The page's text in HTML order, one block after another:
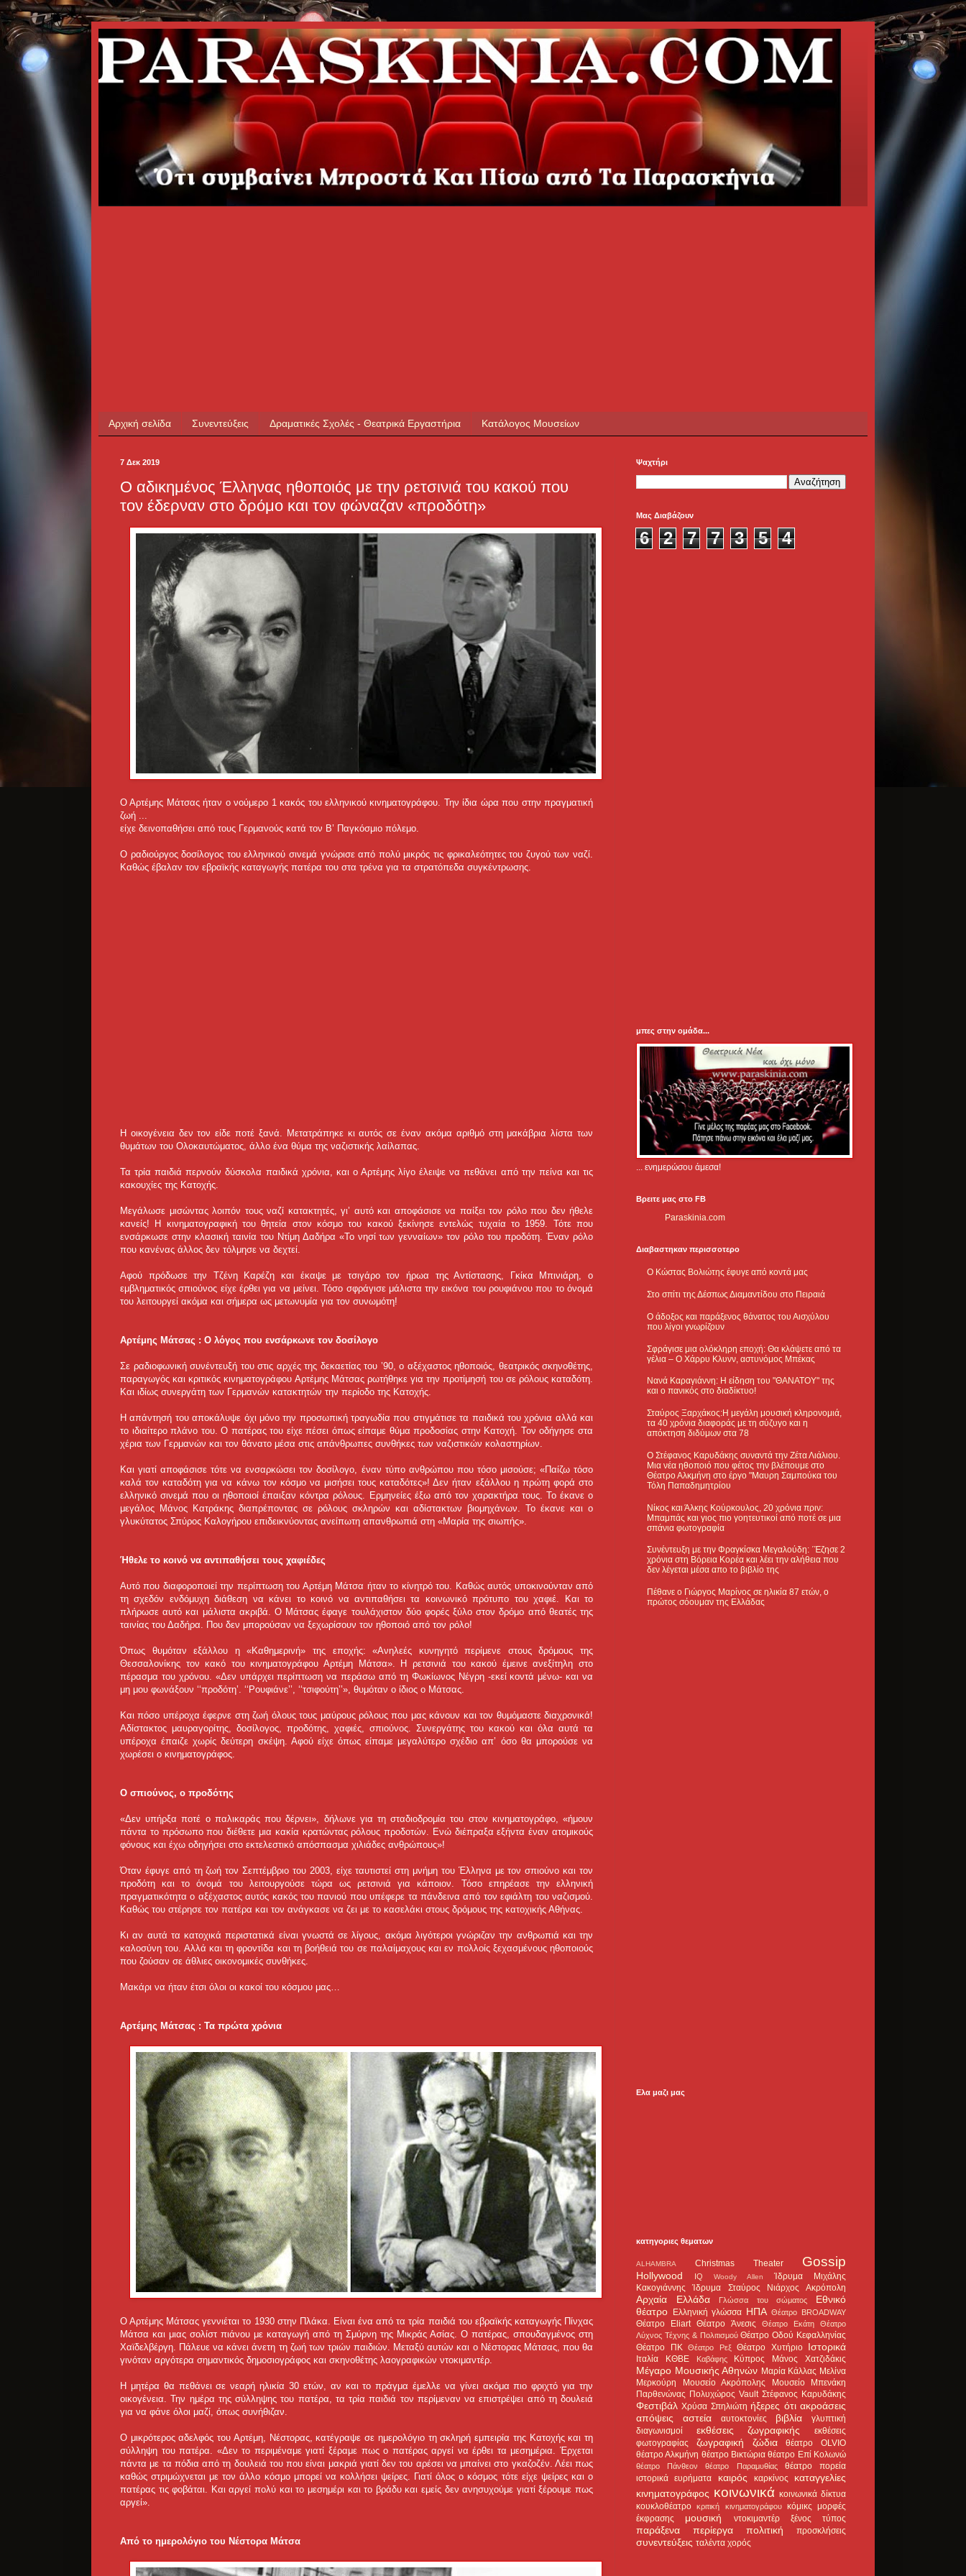
Αρχική σελίδα Συνεντεύξεις Δραματικές Σχολές - Θεατρικά Εργαστήρια Κατάλογος Μουσείων
7 Δεκ 2019
Ο αδικημένος Έλληνας ηθοποιός με την ρετσινιά του κακού που
τον έδερναν στο δρόμο και τον φώναζαν «προδότη»
Ο Αρτέμης Μάτσας ήταν ο νούμερο 1 κακός του ελληνικού κινηματογράφου. Την ίδια ώρα που στην πραγματική
ζωή ...
είχε δεινοπαθήσει από τους Γερμανούς κατά τον Β’ Παγκόσμιο πόλεμο.
Ο ραδιούργος δοσίλογος του ελληνικού σινεμά γνώρισε από πολύ μικρός τις φρικαλεότητες του ζυγού των ναζί.
Καθώς έβαλαν τον εβραϊκής καταγωγής πατέρα του στα τρένα για τα στρατόπεδα συγκέντρωσης.
Η οικογένεια δεν τον είδε ποτέ ξανά. Μετατράπηκε κι αυτός σε έναν ακόμα αριθμό στη μακάβρια λίστα των
θυμάτων του Ολοκαυτώματος, άλλο ένα θύμα της ναζιστικής λαίλαπας.
Τα τρία παιδιά περνούν δύσκολα παιδικά χρόνια, και ο Αρτέμης λίγο έλειψε να πεθάνει από την πείνα και τις
κακουχίες της Κατοχής.
Μεγάλωσε μισώντας λοιπόν τους ναζί κατακτητές, γι’ αυτό και αποφάσισε να παίξει τον ρόλο που δεν ήθελε
κανείς! Η κινηματογραφική του θητεία στον κόσμο του κακού ξεκίνησε εντελώς τυχαία το 1959. Τότε που
ενσάρκωσε στην κλασική ταινία του Ντίμη Δαδήρα «Το νησί των γενναίων» τον ρόλο του προδότη. Έναν ρόλο
που κανένας άλλος δεν τόλμησε να δεχτεί.
Αφού πρόδωσε την Τζένη Καρέζη και έκαψε με τσιγάρο τον ήρωα της Αντίστασης, Γκίκα Μπινιάρη, ο
εμβληματικός σπιούνος είχε έρθει για να μείνει. Τόσο σφράγισε μάλιστα την εικόνα του ρουφιάνου που το όνομά
του λειτουργεί ακόμα και σήμερα ως μετωνυμία για τον συνωμότη!
Αρτέμης Μάτσας : Ο λόγος που ενσάρκωνε τον δοσίλογο
Σε ραδιοφωνική συνέντευξή του στις αρχές της δεκαετίας του ’90, ο αξέχαστος ηθοποιός, θεατρικός σκηνοθέτης,
παραγωγός και κριτικός κινηματογράφου Αρτέμης Μάτσας ρωτήθηκε για την προτίμησή του σε ρόλους καταδότη.
Και ιδίως συνεργάτη των Γερμανών κατακτητών την περίοδο της Κατοχής.
Η απάντησή του αποκάλυψε όχι μόνο την προσωπική τραγωδία που στιγμάτισε τα παιδικά του χρόνια αλλά και
το ιδιαίτερο πλάνο του. Ο πατέρας του είχε πέσει όπως είπαμε θύμα προδοσίας στην Κατοχή. Τον οδήγησε στα
χέρια των Γερμανών και τον θάνατο μέσα στις απάνθρωπες συνθήκες των ναζιστικών κολαστηρίων.
Και γιατί αποφάσισε τότε να ενσαρκώσει τον δοσίλογο, έναν τύπο ανθρώπου που τόσο μισούσε; «Παίζω τόσο
καλά τον καταδότη για να κάνω τον κόσμο να μισήσει τους καταδότες»! Δεν ήταν εξάλλου η πρώτη φορά στο
ελληνικό σινεμά που οι ηθοποιοί έπαιξαν κόντρα ρόλους. Ερμηνείες έξω από τον χαρακτήρα τους. Το έκανε ο
μεγάλος Μάνος Κατράκης διαπρέποντας σε ρόλους σκληρών και αδίστακτων βιομηχάνων. Το έκανε και ο
γλυκύτατος Σπύρος Καλογήρου επιδεικνύοντας ανείπωτη απανθρωπιά στη «Μαρία της σιωπής».
Ήθελε το κοινό να αντιπαθήσει τους χαφιέδες
Αυτό που διαφοροποιεί την περίπτωση του Αρτέμη Μάτσα ήταν το κίνητρό του. Καθώς αυτός υποκινούνταν από
τη σχεδόν ενδόμυχη διάθεση να κάνει το κοινό να αντιπαθήσει τα κοινωνικό πρότυπο του χαφιέ. Και το
πλήρωσε αυτό και μάλιστα ακριβά. Ο Μάτσας έφαγε τουλάχιστον δύο φορές ξύλο στον δρόμο από θεατές της
ταινίας του Δαδήρα. Που δεν μπορούσαν να ξεχωρίσουν τον ηθοποιό από τον ρόλο!
Όπως θυμόταν εξάλλου η «Καθημερινή» της εποχής: «Ανηλεές κυνηγητό περίμενε στους δρόμους της
Θεσσαλονίκης τον κακό του κινηματογράφου Αρτέμη Μάτσα». Η ρετσινιά του κακού έμεινε ανεξίτηλη στο
πέρασμα του χρόνου. «Δεν υπάρχει περίπτωση να περάσω από τη Φωκίωνος Νέγρη -εκεί κοντά μένω- και να
μη μου φωνάξουν ‘‘προδότη’. ‘‘Ρουφιάνε’’, ‘‘τσιφούτη’’», θυμόταν ο ίδιος ο Μάτσας.
Και πόσο υπέροχα έφερνε στη ζωή όλους τους μαύρους ρόλους που μας κάνουν και τον θυμόμαστε διαχρονικά!
Αδίστακτος μαυραγορίτης, δοσίλογος, προδότης, χαφιές, σπιούνος. Συνεργάτης του κακού και όλα αυτά τα
υπέροχα έπαιζε χωρίς δεύτερη σκέψη. Αφού είχε όπως είπαμε μεγαλύτερο σχέδιο απ’ όσο θα μπορούσε να
χωρέσει ο κινηματογράφος.
Ο σπιούνος, ο προδότης
«Δεν υπήρξα ποτέ ο παλικαράς που δέρνει», δήλωνε για τη σταδιοδρομία του στον κινηματογράφο, «ήμουν
πάντα το πρόσωπο που διέθετε μια κακία κρατώντας ρόλους προδοτών. Ενώ διέπραξα εξήντα έναν ατομικούς
φόνους και έχω οδηγήσει στο εκτελεστικό απόσπασμα χιλιάδες ανθρώπους»!
Όταν έφυγε από τη ζωή τον Σεπτέμβριο του 2003, είχε ταυτιστεί στη μνήμη του Έλληνα με τον σπιούνο και τον
προδότη και το όνομά του λειτουργούσε τώρα ως ρετσινιά για κάποιον. Τόσο επηρέασε την ελληνική
πραγματικότητα ο αξέχαστος αυτός κακός του πανιού που υπέφερε τα πάνδεινα από τον εφιάλτη του ναζισμού.
Καθώς του στέρησε τον πατέρα και τον ανάγκασε να ζει με το κασελάκι στους δρόμους της κατοχικής Αθήνας.
Κι αν αυτά τα κατοχικά περιστατικά είναι γνωστά σε λίγους, ακόμα λιγότεροι γνώριζαν την ανθρωπιά και την
καλοσύνη του. Αλλά και τη φροντίδα και τη βοήθειά του σε παλαίμαχους και εν πολλοίς ξεχασμένους ηθοποιούς
που ζούσαν σε άθλιες οικονομικές συνθήκες.
Μακάρι να ήταν έτσι όλοι οι κακοί του κόσμου μας…
Αρτέμης Μάτσας : Τα πρώτα χρόνια
Ο Αρτέμης Μάτσας γεννιέται το 1930 στην Πλάκα. Είναι ένα από τα τρία παιδιά του εβραϊκής καταγωγής Πίνχας
Μάτσα και μιας σολίστ πιάνου με καταγωγή από τη Σμύρνη της Μικράς Ασίας. Ο πατέρας, σπουδαγμένος στη
Χαϊδελβέργη. Πάλευε να κάνει άνετη τη ζωή των τριών παιδιών. Μεταξύ αυτών και ο Νέστορας Μάτσας, που θα
γινόταν αργότερα σημαντικός δημοσιογράφος και σκηνοθέτης λαογραφικών ντοκιμαντέρ.
Η μητέρα θα πεθάνει σε νεαρή ηλικία 30 ετών, αν και το πράγμα έμελλε να γίνει ακόμα πιο φριχτό για την
οικογένεια. Την ημέρα της σύλληψης του πατέρα, τα τρία παιδιά τον περίμεναν να επιστρέψει από τη δουλειά
για να φάνε όλοι μαζί, όπως συνήθιζαν.
Ο μικρότερος αδελφός του Αρτέμη, Νέστορας, κατέγραψε σε ημερολόγιο τη σκληρή εμπειρία της Κατοχής και τη
σύλληψη του πατέρα. «Δεν το περιμέναμε γιατί ξέραμε πως ο πατέρας αργεί να έρθει τα μεσημέρια. Έρχεται
πάντα με τα πόδια από τη δουλειά του που είναι μακριά γιατί δεν του αρέσει να μπαίνει στο γκαζοζέν. Λέει πως
καθώς στριμώχνεται με τον άλλο κόσμο μπορεί να κολλήσει ψείρες. Γιατί όλος ο κόσμος τότε είχε ψείρες και ο
πατέρας τις φοβάται. Και αργεί πολύ και το μεσημέρι και το βράδυ και εμείς δεν ανησυχούμε γιατί ξέρουμε πως
αργεί».
Από το ημερολόγιο του Νέστορα Μάτσα
Ψαχτήρι
Μας Διαβάζουν
6 2 7 7 3 5 4
μπες στην ομάδα...
... ενημερώσου άμεσα!
Βρειτε μας στο FB
Paraskinia.com
Διαβαστηκαν περισσοτερο
Ο Κώστας Βολιώτης έφυγε από κοντά μας
Στο σπίτι της Δέσπως Διαμαντίδου στο Πειραιά
Ο άδοξος και παράξενος θάνατος του Αισχύλου
που λίγοι γνωρίζουν
Σφράγισε μια ολόκληρη εποχή: Θα κλάψετε από τα
γέλια – Ο Χάρρυ Κλυνν, αστυνόμος Μπέκας
Νανά Καραγιάννη: Η είδηση του "ΘΑΝΑΤΟΥ" της
και ο πανικός στο διαδίκτυο!
Σταύρος Ξαρχάκος:Η μεγάλη μουσική κληρονομιά,
τα 40 χρόνια διαφοράς με τη σύζυγο και η
απόκτηση διδύμων στα 78
Ο Στέφανος Καρυδάκης συναντά την Ζέτα Λιάλιου.
Μια νέα ηθοποιό που φέτος την βλέπουμε στο
Θέατρο Αλκμήνη στο έργο "Μαυρη Σαμπούκα του
Τόλη Παπαδημητρίου
Νίκος και Άλκης Κούρκουλος, 20 χρόνια πριν:
Μπαμπάς και γιος πιο γοητευτικοί από ποτέ σε μια
σπάνια φωτογραφία
Συνέντευξη με την Φραγκίσκα Μεγαλούδη: ΄Έζησε 2
χρόνια στη Βόρεια Κορέα και λέει την αλήθεια που
δεν λέγεται μέσα απο το βιβλίο της
Πέθανε ο Γιώργος Μαρίνος σε ηλικία 87 ετών, ο
πρώτος σόουμαν της Ελλάδας
Ελα μαζι μας
κατηγοριες θεματων
ALHAMBRA Christmas Theater Gossip
Hollywood IQ Woody Allen
Ίδρυμα Μιχάλης
Κακογιάννης
Ίδρυμα Σταύρος Νιάρχος Ακρόπολη
Αρχαία Ελλάδα Γλώσσα του σώματος
Εθνικό
θέατρο Ελληνική γλώσσα ΗΠΑ Θέατρο BROADWAY
Θέατρο Eliart Θέατρο Άνεσις Θέατρο Εκάτη
Θέατρο
Λύχνος Τέχνης & Πολιτισμού Θέατρο Οδού Κεφαλληνίας
Θέατρο ΠΚ
Θέατρο Ρεξ Θέατρο Χυτήριο Ιστορικά
Ιταλία ΚΘΒΕ Καβάφης Κύπρος Μάνος Χατζιδάκις
Μέγαρο Μουσικής Αθηνών Μαρία Κάλλας Μελίνα
Μερκούρη
Μουσείο Ακρόπολης
Μουσείο Μπενάκη
Παρθενώνας Πολυχώρος Vault Στέφανος Καρυδάκης
Φεστιβάλ Χρύσα Σπηλιώτη ήξερες ότι ακροάσεις
απόψεις
αστεία αυτοκτονίες βιβλία
γλυπτική
διαγωνισμοί
εκθέσεις ζωγραφικής
εκθέσεις
φωτογραφίας
ζωγραφική ζώδια
θέατρο OLVIO
θέατρο Αλκμήνη θέατρο Βικτώρια θέατρο Επί Κολωνώ
θέατρο Πάνθεον θέατρο Παραμυθίας
θέατρο πορεία
ιστορικά ευρήματα
καιρός καρκίνος
καταγγελίες
κινηματογράφος κοινωνικά κοινωνικά δίκτυα
κουκλοθέατρο
κριτική κινηματογράφου κόμικς μορφές
έκφρασης
μουσική ντοκιμαντέρ ξένος τύπος
παράξενα περίεργα πολιτική προσκλήσεις
συνεντεύξεις ταλέντα χορός